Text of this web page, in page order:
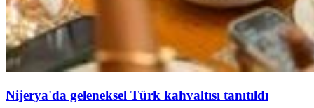
Nijerya'da geleneksel Türk kahvaltısı tanıtıldı